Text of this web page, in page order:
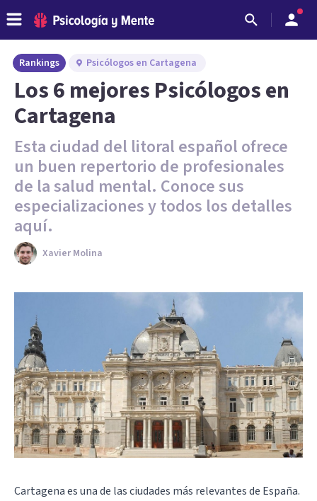
Rankings Psicólogos en Cartagena
Los 6 mejores Psicólogos en
Cartagena
Esta ciudad del litoral español ofrece
un buen repertorio de profesionales
de la salud mental. Conoce sus
especializaciones y todos los detalles
aquí.
Xavier Molina
Cartagena es una de las ciudades más relevantes de España.